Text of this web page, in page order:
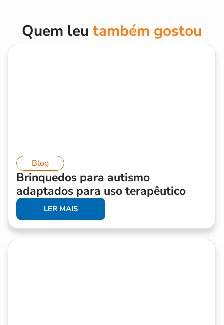
Quem leu também gostou
Blog
Brinquedos para autismo
adaptados para uso terapêutico
LER MAIS